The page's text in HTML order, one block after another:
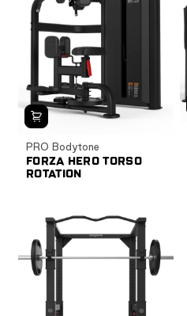
PRO Bodytone
FORZA HERO TORSO
ROTATION